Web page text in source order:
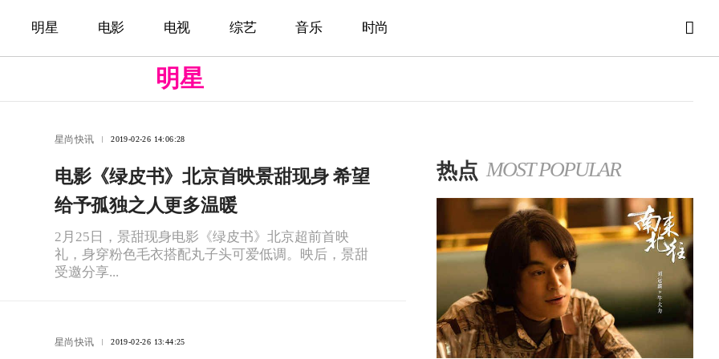
明星 电影 电视 综艺 音乐 时尚
明星
星尚快讯 2019-02-26 14:06:28
电影《绿皮书》北京首映景甜现身 希望
给予孤独之人更多温暖
2月25日，景甜现身电影《绿皮书》北京超前首映
礼，身穿粉色毛衣搭配丸子头可爱低调。映后，景甜
受邀分享...
星尚快讯 2019-02-26 13:44:25
热点 MOST POPULAR